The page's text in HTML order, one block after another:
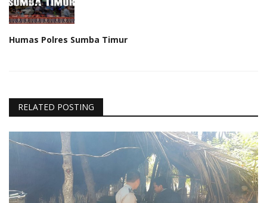
Humas Polres Sumba Timur
RELATED POSTING